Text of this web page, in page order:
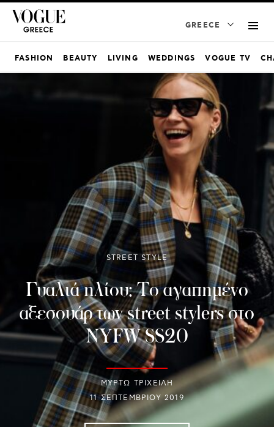
GREECE
FASHION BEAUTY LIVING WEDDINGS VOGUE TV
STREET STYLE
Γυαλιά ηλίου: Το αγαπημένο
αξεσουάρ των street stylers στο
NYFW SS20
ΜΥΡΤΩ ΤΡΙΧΕΙΛΗ
11 ΣΕΠΤΕΜΒΡΊΟΥ 2019